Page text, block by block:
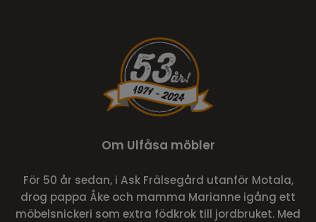
Om Ulfåsa möbler
För 50 år sedan, i Ask Frälsegård utanför Motala,
drog pappa Åke och mamma Marianne igång ett
möbelsnickeri som extra födkrok till jordbruket. Med